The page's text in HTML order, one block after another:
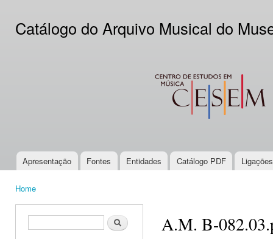
Catálogo do Arquivo Musical do
CESEM
Main menu
Apresentação Fontes Entidades Catálogo PDF
Home
Search form Search A.M. B-